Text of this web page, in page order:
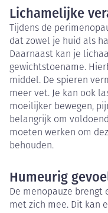
Lichamelijke
Tijdens de
dat zowel je huid als
Daarnaast kan je
gewichtstoename.
middel. De spieren
meer vet. Je kan ook
moeilijker bewegen,
belangrijk om
moeten werken om
behouden.
Humeurig
De menopauze brengt
met zich mee. Dit kan